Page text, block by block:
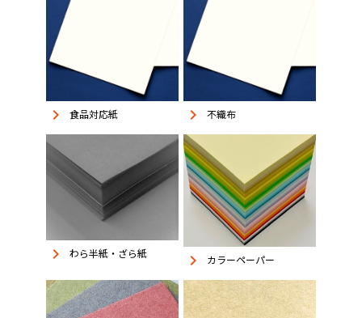
keyboard_arrow_right 食品対応紙 keyboard_arrow_right 不織布
keyboard_arrow_right わら半紙・ざら紙 keyboard_arrow_right カラーペーパー